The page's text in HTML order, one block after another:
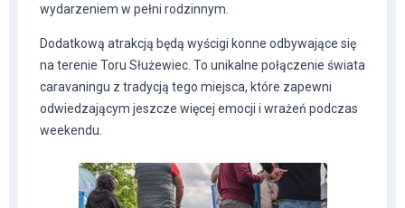
wydarzeniem w pełni rodzinnym.
Dodatkową atrakcją będą wyścigi konne odbywające się
na terenie Toru Służewiec. To unikalne połączenie świata
caravaningu z tradycją tego miejsca, które zapewni
odwiedzającym jeszcze więcej emocji i wrażeń podczas
weekendu.